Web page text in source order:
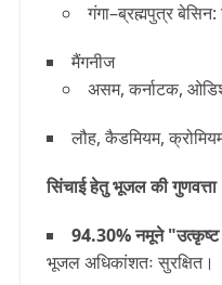
गंगा–ब्रह्मपुत्र
मैंगनीज
असम, कर्नाटक,
लौह, कैडमियम,
सिंचाई हेतु भूजल की गुणवत्ता
94.30% नमूने
भूजल अधिकांशतः सुरक्षित।